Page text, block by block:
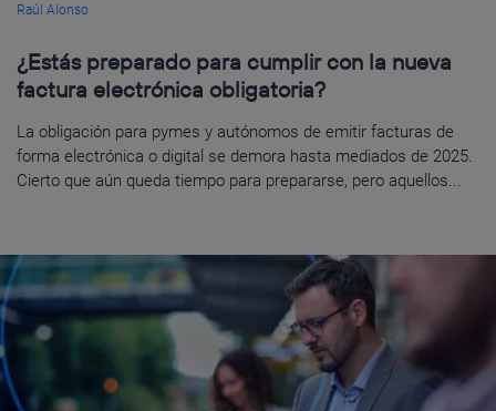
Raúl Alonso
¿Estás preparado para cumplir con la nueva
factura electrónica obligatoria?
La obligación para pymes y autónomos de emitir facturas de
forma electrónica o digital se demora hasta mediados de 2025.
Cierto que aún queda tiempo para prepararse, pero aquellos...